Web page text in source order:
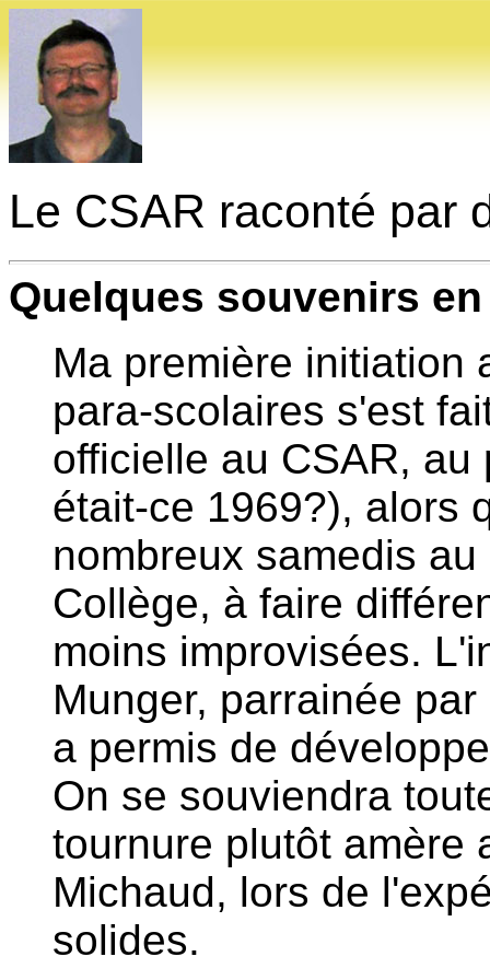
Le CSAR raconté par
Quelques souvenirs
Ma première initiation
para-scolaires s'est
officielle au CSAR,
était-ce 1969?), alors
nombreux samedis
Collège, à faire
moins improvisées.
Munger, parrainée
a permis de
On se souviendra
tournure plutôt amère
Michaud, lors de
solides.